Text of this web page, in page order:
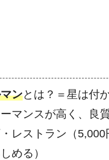
ンとは？＝星は付
マンスが高く、良
レストラン（5,000
める）